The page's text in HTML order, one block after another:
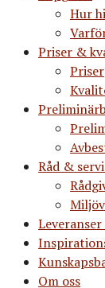
Hur
Priser &
Priser
Råd &
Om oss